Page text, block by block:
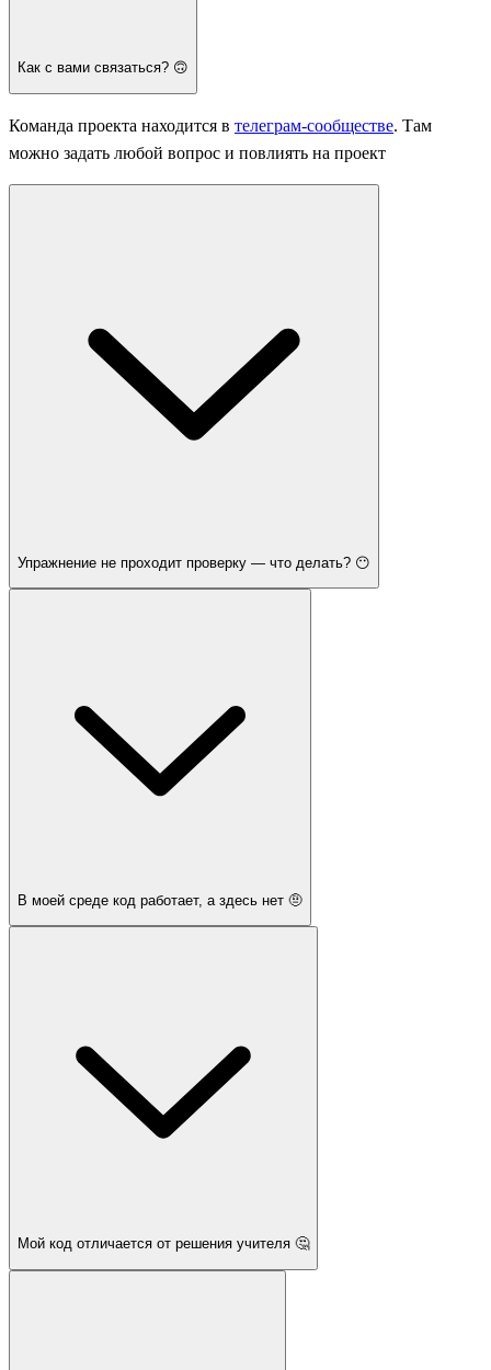
Как с вами связаться? 🙃
Команда проекта находится в телеграм-сообществе. Там
можно задать любой вопрос и повлиять на проект
Упражнение не проходит проверку — что делать? 😶
В моей среде код работает, а здесь нет 🤨
Мой код отличается от решения учителя 🤔